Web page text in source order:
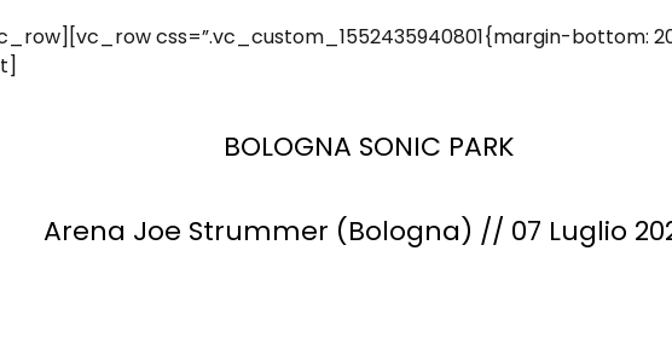
css=”.vc_custom_1552435940801{margin-bottom:
BOLOGNA SONIC PARK
Arena Joe Strummer (Bologna) // 07 Luglio